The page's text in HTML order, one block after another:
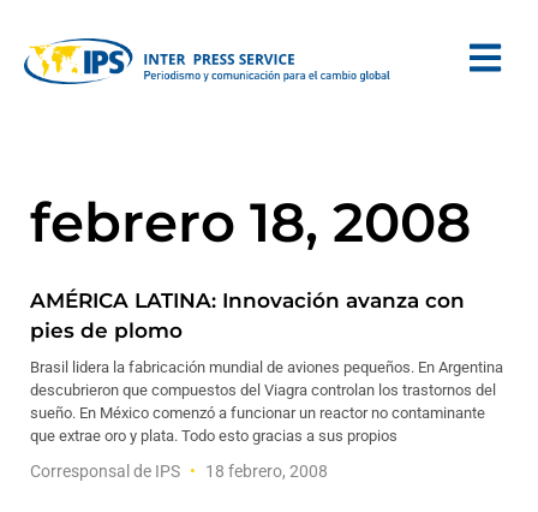
febrero 18, 2008
AMÉRICA LATINA: Innovación avanza con
pies de plomo
Brasil lidera la fabricación mundial de aviones pequeños. En Argentina
descubrieron que compuestos del Viagra controlan los trastornos del
sueño. En México comenzó a funcionar un reactor no contaminante
que extrae oro y plata. Todo esto gracias a sus propios
Corresponsal de IPS 18 febrero, 2008